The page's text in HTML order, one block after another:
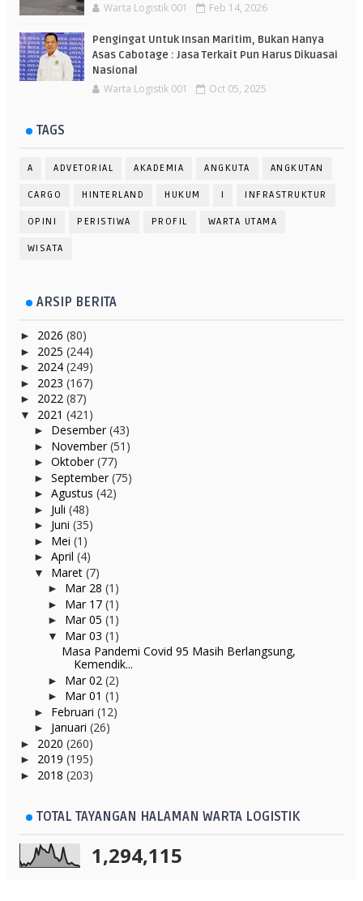
Warta Logistik 001 Feb 14, 2026
Pengingat Untuk Insan Maritim, Bukan Hanya
Asas Cabotage : Jasa Terkait Pun Harus Dikuasai
Nasional
Warta Logistik 001 Oct 05, 2025
TAGS
A ADVETORIAL AKADEMIA ANGKUTA ANGKUTAN
CARGO HINTERLAND HUKUM I INFRASTRUKTUR
OPINI PERISTIWA PROFIL WARTA UTAMA
WISATA
ARSIP BERITA
► 2026 (80)
► 2025 (244)
► 2024 (249)
► 2023 (167)
► 2022 (87)
▼ 2021 (421)
► Desember(43)
► November(51)
► Oktober(77)
► September(75)
► Agustus (42)
► Juli (48)
► Juni (35)
► Mei (1)
► April (4)
▼ Maret (7)
► Mar 28 (1)
► Mar 17 (1)
► Mar 05 (1)
▼ Mar 03 (1)
Masa Pandemi Covid 95 Masih Berlangsung,
Kemendik...
► Mar 02 (2)
► Mar 01 (1)
► Februari (12)
► Januari (26)
► 2020 (260)
► 2019 (195)
► 2018 (203)
TOTAL TAYANGAN HALAMAN WARTA LOGISTIK
1,294,115